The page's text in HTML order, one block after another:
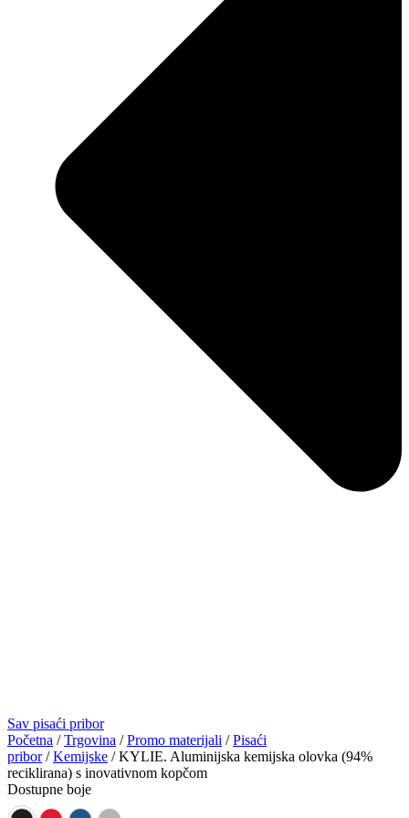
Sav pisaći pribor
Početna /Trgovina /Promo materijali /Pisaći
pribor/Kemijske / KYLIE. Aluminijska kemijska olovka (94%
reciklirana) s inovativnom kopčom
Dostupne boje